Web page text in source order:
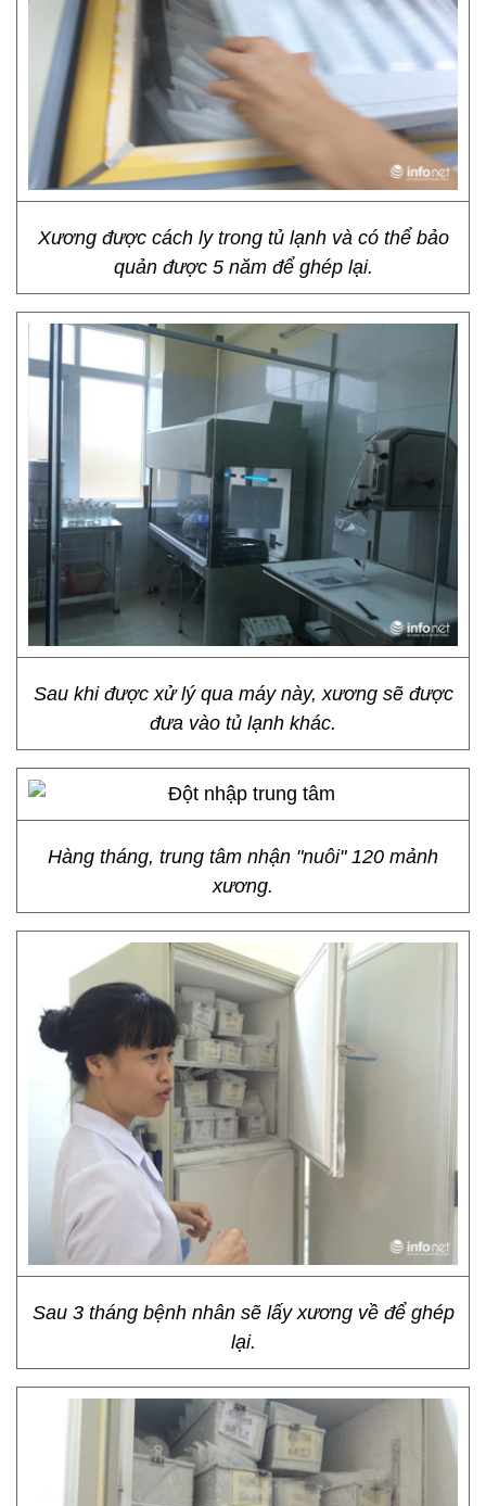
Xương được cách ly trong tủ lạnh và có thể bảo
quản được 5 năm để ghép lại.
Sau khi được xử lý qua máy này, xương sẽ được
đưa vào tủ lạnh khác.
Hàng tháng, trung tâm nhận "nuôi" 120 mảnh
xương.
Sau 3 tháng bệnh nhân sẽ lấy xương về để ghép
lại.